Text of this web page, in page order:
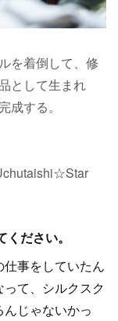
を着倒して、修
として生まれ
成する。
ださい。
事をしていたん
て、シルクスク
じゃないかっ